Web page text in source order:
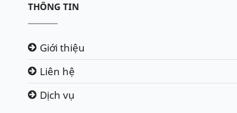
THÔNG TIN
Giới thiệu
Liên hệ
Dịch vụ